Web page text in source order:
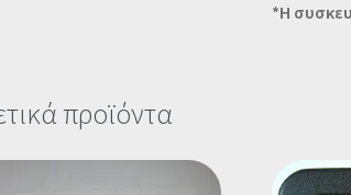
*Η
προϊόντα